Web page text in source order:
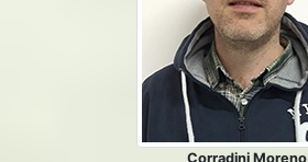
Corradini Moreno